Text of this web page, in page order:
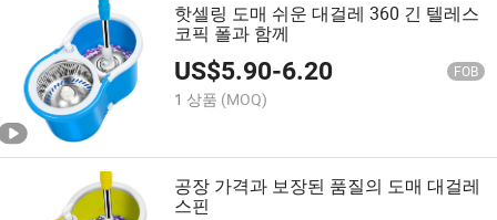
핫셀링 도매 쉬운 대걸레 360 긴 텔레스
코픽 폴과 함께
US$5.90-6.20 FOB
1 상품 (MOQ)
공장 가격과 보장된 품질의 도매 대걸레
스핀